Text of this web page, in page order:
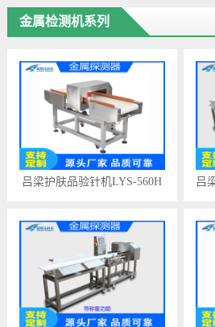
金属检测机系列
吕梁护肤品验针机LYS-560H